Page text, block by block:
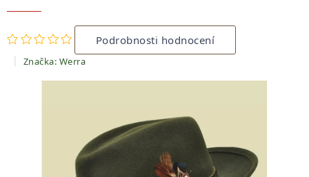
Průměrné
hodnocení
produktu
je
0,0
Podrobnosti hodnocení
Značka: Werra